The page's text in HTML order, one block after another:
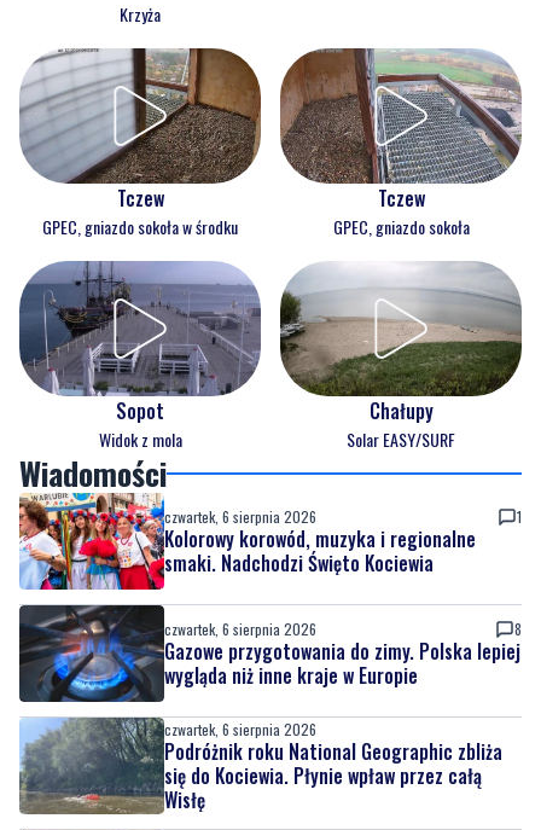
Krzyża
Tczew
GPEC, gniazdo sokoła w środku
Tczew
GPEC, gniazdo sokoła
Sopot
Widok z mola
Chałupy
Solar EASY/SURF
Wiadomości
czwartek, 6 sierpnia 2026 1
Kolorowy korowód, muzyka i regionalne
smaki. Nadchodzi Święto Kociewia
czwartek, 6 sierpnia 2026 8
Gazowe przygotowania do zimy. Polska lepiej
wygląda niż inne kraje w Europie
czwartek, 6 sierpnia 2026
Podróżnik roku National Geographic zbliża
się do Kociewia. Płynie wpław przez całą
Wisłę